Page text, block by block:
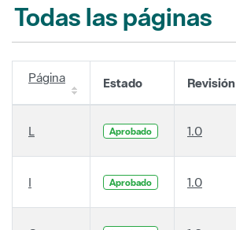
Todas las páginas
Página Estado Revisión
L Aprobado 1.0
I Aprobado 1.0